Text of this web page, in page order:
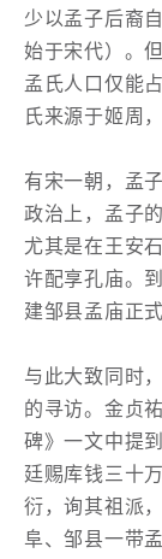
少以孟子后裔
始于宋代）。
孟氏人口仅能
氏来源于姬周
有宋一朝，孟
政治上，孟子
尤其是在王安
许配享孔庙。
建邹县孟庙正
与此大致同时
的寻访。金贞
碑》一文中提
廷赐库钱三十
衍，询其祖派
阜、邹县一带